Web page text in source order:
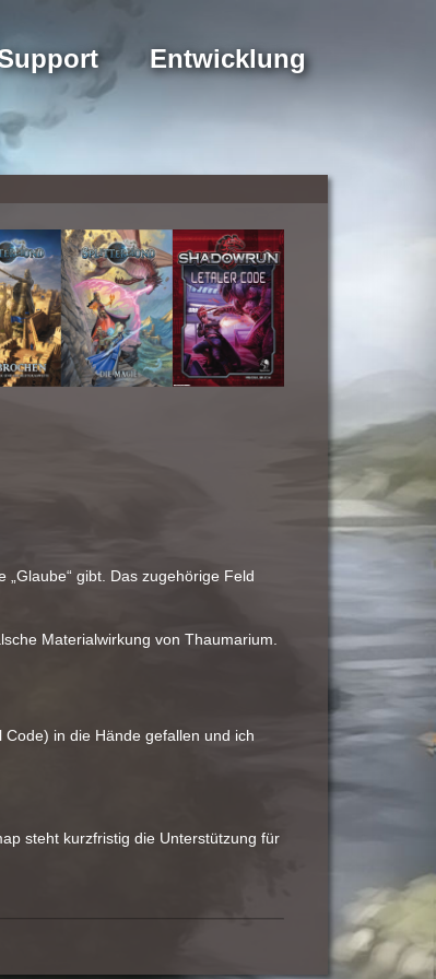
Entwicklung
gibt. Das zugehörige Feld
Materialwirkung von Thaumarium.
in die Hände gefallen und ich
steht kurzfristig die Unterstützung für